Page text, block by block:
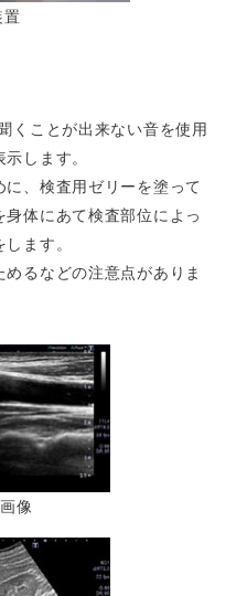
置
くことが出来ない音を使用
します。
、検査用ゼリーを塗って
体にあて検査部位によっ
ます。
るなどの注意点がありま
像